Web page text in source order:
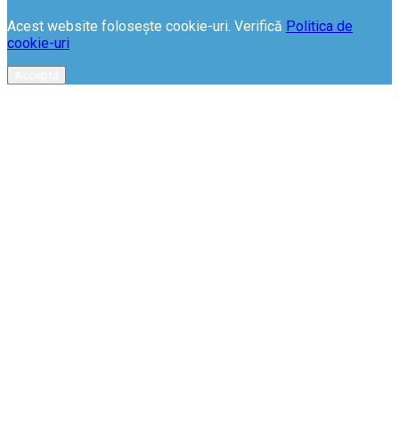
Acest website folosește cookie-uri. Verifică Politica de
cookie-uri